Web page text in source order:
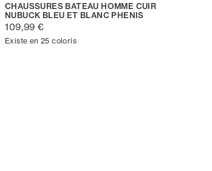
CHAUSSURES BATEAU HOMME CUIR
NUBUCK BLEU ET BLANC PHENIS
109,99 €
Existe en 25 coloris